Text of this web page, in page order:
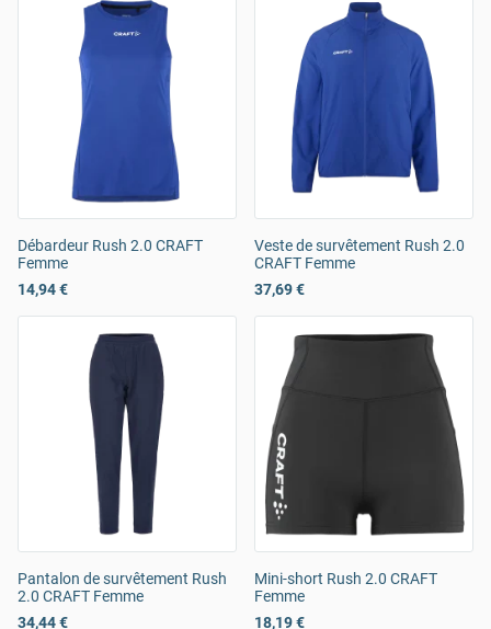
Débardeur Rush 2.0 CRAFT
Femme
14,94 €
Veste de survêtement Rush 2.0
CRAFT Femme
37,69 €
Pantalon de survêtement Rush
2.0 CRAFT Femme
34,44 €
Mini-short Rush 2.0 CRAFT
Femme
18,19 €